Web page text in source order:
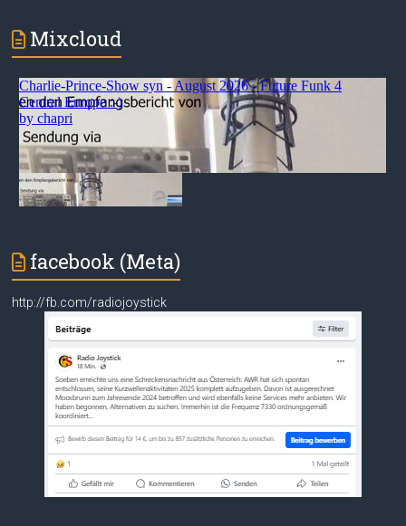
Mixcloud
facebook (Meta)
http://fb.com/radiojoystick